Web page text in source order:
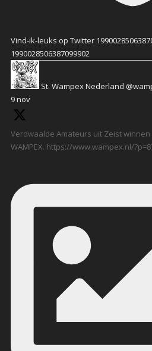
Vind-ik-leuks op Twitter
1990028506387099902
St. Wampex Nederland
9 nov
Verdwaalde Amateurs uit Zeist
WAMPEX. https://www.wampex.nl/